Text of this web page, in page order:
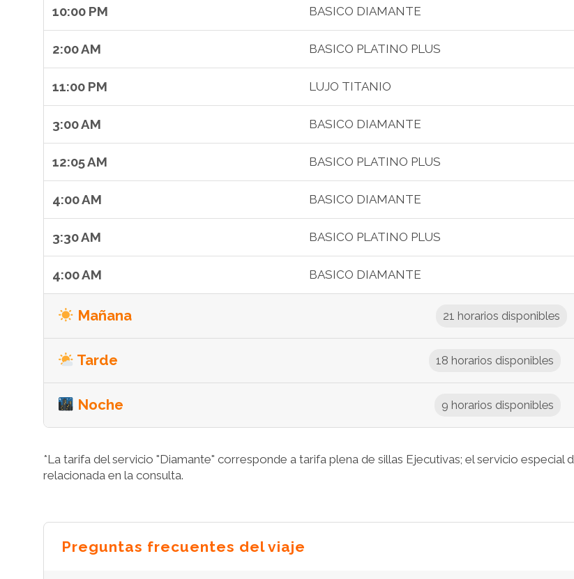
10:00 PM BASICO DIAMANTE
2:00 AM BASICO PLATINO PLUS
11:00 PM LUJO TITANIO
3:00 AM BASICO DIAMANTE
12:05 AM BASICO PLATINO PLUS
4:00 AM BASICO DIAMANTE
3:30 AM BASICO PLATINO PLUS
4:00 AM BASICO DIAMANTE
Mañana 21 horarios disponibles
Tarde 18 horarios disponibles
Noche 9 horarios disponibles
*La tarifa del servicio "Diamante" corresponde a tarifa plena de sillas Ejecutivas; el servicio especial
relacionada en la consulta.
Preguntas frecuentes del viaje